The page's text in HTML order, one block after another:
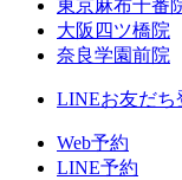
東京麻布十番
大阪四ツ橋院
奈良学園前院
LINEお友だち
Web予約
LINE予約